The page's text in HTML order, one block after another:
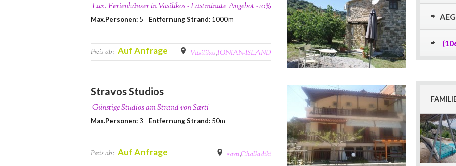
Lux. Ferienhäuser in Vasilikos - Lastminute Angebot -10%
Max.Personen: 5 Entfernung Strand: 1000m
Preis ab: Auf Anfrage Vasilikos,IONIAN-ISLAND
Stravos Studios
Günstige Studios am Strand von Sarti
Max.Personen:3 Entfernung Strand: 50m
Preis ab: Auf Anfrage sarti,Chalkidiki